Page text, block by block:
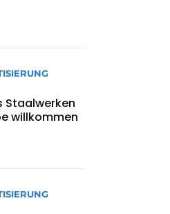
Staalwerken
willkommen